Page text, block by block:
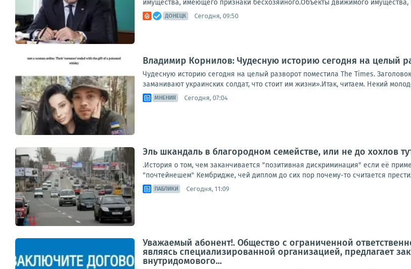
имущества, имеющего признаки бесхозяйного.Объекты движимого
ДОНЕЦК Сегодня, 09:50
Владимир Корнилов: Чудесную историю сегодня на целый
Чудесную историю сегодня на целый разворот поместила The Times.
заманивают украинских солдат, что стоит им жизни».Итак, читаем. Некий
МНЕНИЯ Сегодня, 07:04
Эль шкандаль в благородном семействе, или не до хохлов
.История о том, чем заканчивается "позитивная дискриминация" если её
"почтейнешем" Кембридже, чей диплом до сих пор почему-то считается
ПАБЛИКИ Сегодня, 11:09
Уважаемый абонент!. Общество с ограниченной
являясь специализированной организацией, предлагает
внутридомового...